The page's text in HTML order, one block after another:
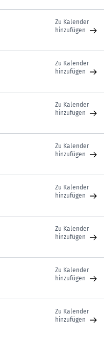
Zu Kalender
hinzufügen
Zu Kalender
hinzufügen
Zu Kalender
hinzufügen
Zu Kalender
hinzufügen
Zu Kalender
hinzufügen
Zu Kalender
hinzufügen
Zu Kalender
hinzufügen
Zu Kalender
hinzufügen